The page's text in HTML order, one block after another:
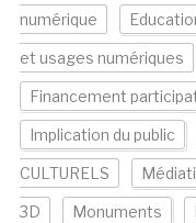
numérique
et usages numériques
Financement
Implication du public
CULTURELS
3D Monuments